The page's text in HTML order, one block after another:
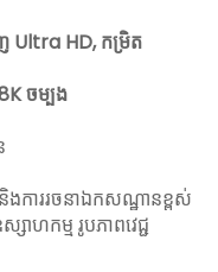
Ultra HD, កម្រិត
ចម្បង
ងការរចនាឯកសណ្ឋានខ្ពស់
ាហកម្ម រូបភាពវេជ្ជ